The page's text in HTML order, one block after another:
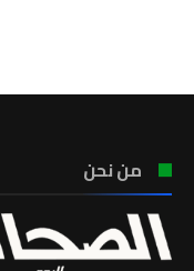
من نحن